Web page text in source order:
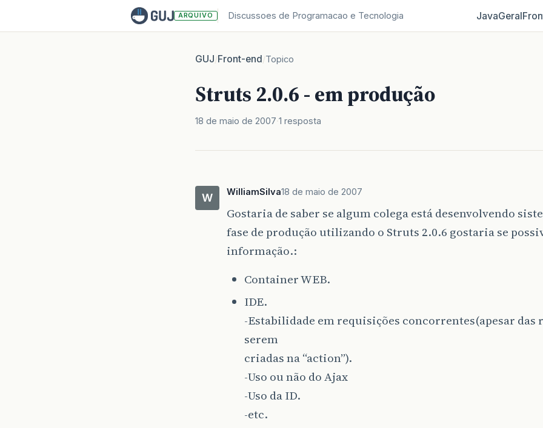
ARQUIVO Discussoes de Programacao e Tecnologia JavaGeral
GUJ/Front-end/Topico
Struts 2.0.6 - em produção
18 de maio de 2007 1 resposta
W WilliamSilva18 de maio de 2007
Gostaria de saber se algum colega está desenvolvendo
fase de produção utilizando o Struts 2.0.6 gostaria se
informação.:
Container WEB.
IDE.
-Estabilidade em requisições concorrentes(apesar das
serem
criadas na “action”).
-Uso ou não do Ajax
-Uso da ID.
-etc.